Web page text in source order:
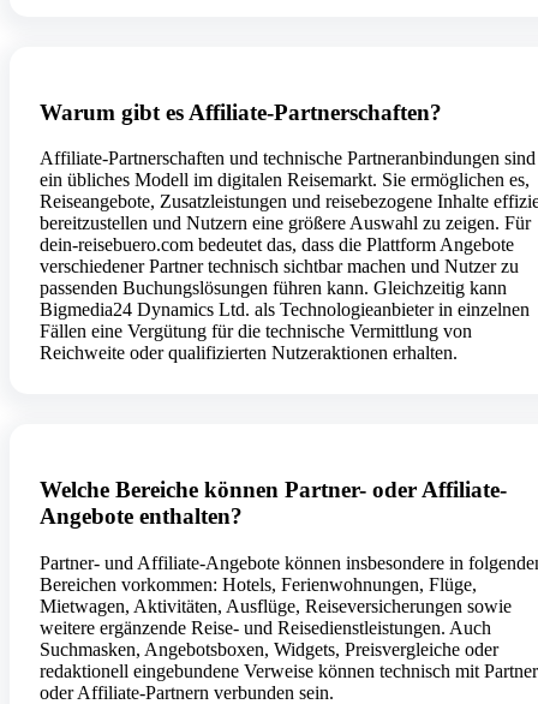
Warum gibt es Affiliate-Partnerschaften?
Affiliate-Partnerschaften und technische Partneranbindungen sind
ein übliches Modell im digitalen Reisemarkt. Sie ermöglichen es,
Reiseangebote, Zusatzleistungen und reisebezogene Inhalte
bereitzustellen und Nutzern eine größere Auswahl zu zeigen. Für
dein-reisebuero.com bedeutet das, dass die Plattform Angebote
verschiedener Partner technisch sichtbar machen und Nutzer zu
passenden Buchungslösungen führen kann. Gleichzeitig kann
Bigmedia24 Dynamics Ltd. als Technologieanbieter in einzelnen
Fällen eine Vergütung für die technische Vermittlung von
Reichweite oder qualifizierten Nutzeraktionen erhalten.
Welche Bereiche können Partner- oder Affiliate-
Angebote enthalten?
Partner- und Affiliate-Angebote können insbesondere in
Bereichen vorkommen: Hotels, Ferienwohnungen, Flüge,
Mietwagen, Aktivitäten, Ausflüge, Reiseversicherungen sowie
weitere ergänzende Reise- und Reisedienstleistungen. Auch
Suchmasken, Angebotsboxen, Widgets, Preisvergleiche oder
redaktionell eingebundene Verweise können technisch mit
oder Affiliate-Partnern verbunden sein.